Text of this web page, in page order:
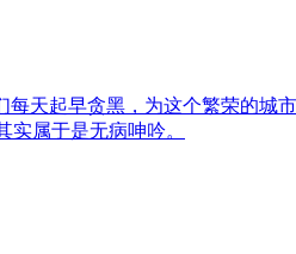
天起早贪黑，为这个繁荣的城
属于是无病呻吟。